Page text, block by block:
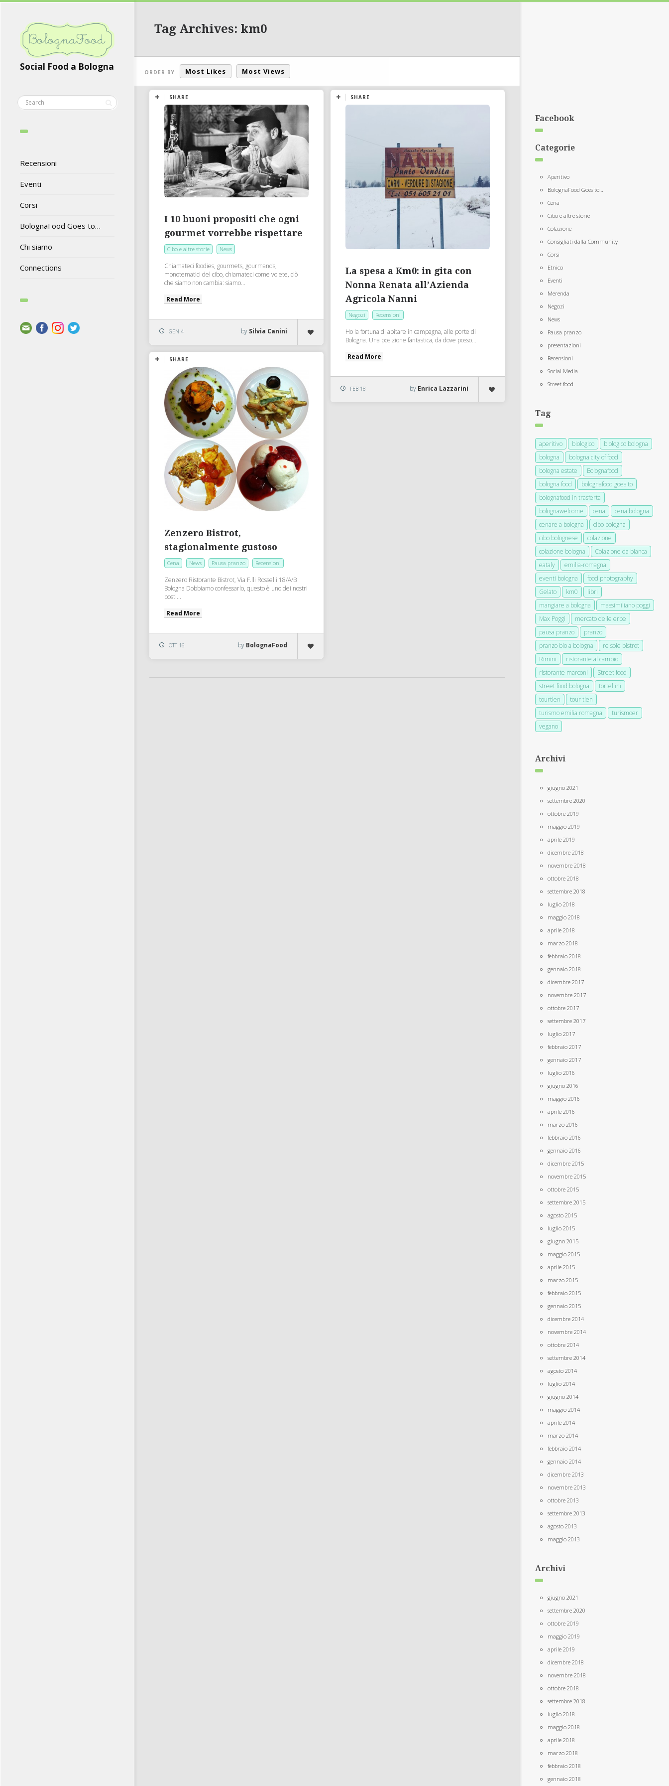
Social Food a Bologna
Recensioni
Eventi
Corsi
BolognaFood Goes to…
Chi siamo
Connections
Tag Archives: km0
ORDER BY Most Likes Most Views
SHARE
I 10 buoni propositi che ogni
gourmet vorrebbe rispettare
Cibo e altre storie News
Chiamateci foodies, gourmets, gourmands,
monotematici del cibo, chiamateci come volete, ciò
che siamo non cambia: siamo...
Read More
GEN 4 by Silvia Canini
SHARE
La spesa a Km0: in gita con
Nonna Renata all’Azienda
Agricola Nanni
Negozi Recensioni
Ho la fortuna di abitare in campagna, alle porte di
Bologna. Una posizione fantastica, da dove posso...
Read More
FEB 18 by Enrica Lazzarini
SHARE
Zenzero Bistrot,
stagionalmente gustoso
Cena News Pausa pranzo Recensioni
Zenzero Ristorante Bistrot, Via F.lli Rosselli 18/A/B
Bologna Dobbiamo confessarlo, questo è uno dei nostri
posti...
Read More
OTT 16 by BolognaFood
Facebook
Categorie
Aperitivo
BolognaFood Goes to…
Cena
Cibo e altre storie
Colazione
Consigliati dalla Community
Corsi
Etnico
Eventi
Merenda
Negozi
News
Pausa pranzo
presentazioni
Recensioni
Social Media
Street food
Tag
aperitivo biologico
biologico bologna
bologna
bologna city of food
bologna estate
Bolognafood
bologna food
bolognafood goes to
bolognafood in trasferta
bolognawelcome
cena
cena bologna
cenare a bologna
cibo bologna
cibo bolognese
colazione
colazione bologna
Colazione da bianca
eataly
emilia-romagna
eventi bologna
food photography
Gelato
km0
libri
mangiare a bologna
massimiliano poggi
Max Poggi
mercato delle erbe
pausa pranzo
pranzo
pranzo bio a bologna
re sole bistrot
Rimini
ristorante al cambio
ristorante marconi
Street food
street food bologna
tortellini
tourtlen
tour tlen
turismo emilia romagna
turismoer
vegano
Archivi
giugno 2021
settembre 2020
ottobre 2019
maggio 2019
aprile 2019
dicembre 2018
novembre 2018
ottobre 2018
settembre 2018
luglio 2018
maggio 2018
aprile 2018
marzo 2018
febbraio 2018
gennaio 2018
dicembre 2017
novembre 2017
ottobre 2017
settembre 2017
luglio 2017
febbraio 2017
gennaio 2017
luglio 2016
giugno 2016
maggio 2016
aprile 2016
marzo 2016
febbraio 2016
gennaio 2016
dicembre 2015
novembre 2015
ottobre 2015
settembre 2015
agosto 2015
luglio 2015
giugno 2015
maggio 2015
aprile 2015
marzo 2015
febbraio 2015
gennaio 2015
dicembre 2014
novembre 2014
ottobre 2014
settembre 2014
agosto 2014
luglio 2014
giugno 2014
maggio 2014
aprile 2014
marzo 2014
febbraio 2014
gennaio 2014
dicembre 2013
novembre 2013
ottobre 2013
settembre 2013
agosto 2013
maggio 2013
Archivi
giugno 2021
settembre 2020
ottobre 2019
maggio 2019
aprile 2019
dicembre 2018
novembre 2018
ottobre 2018
settembre 2018
luglio 2018
maggio 2018
aprile 2018
marzo 2018
febbraio 2018
gennaio 2018